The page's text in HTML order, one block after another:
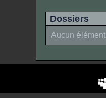
Dossiers
Aucun élément